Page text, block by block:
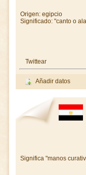
Origen: egipcio
Significado: "canto o
Twittear
Añadir datos
Significa "manos